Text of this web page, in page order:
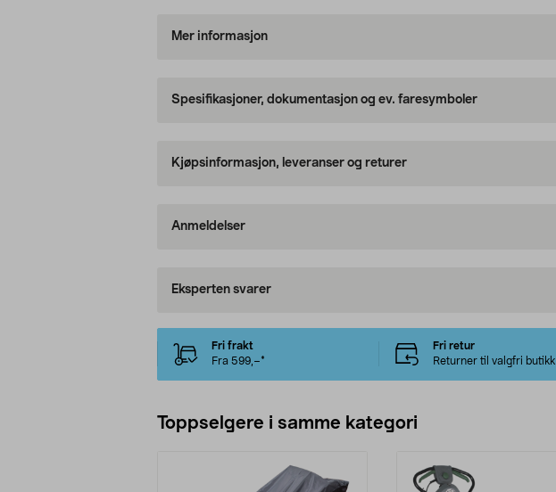
Mer informasjon
Spesifikasjoner, dokumentasjon og ev. faresymboler
Kjøpsinformasjon, leveranser og returer
Anmeldelser
Eksperten svarer
Fri frakt
Fra 599,–*
Fri retur
Returner til valgfri butikk
Toppselgere i samme kategori